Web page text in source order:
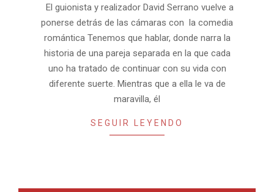
El guionista y realizador David Serrano vuelve a
ponerse detrás de las cámaras con la comedia
romántica Tenemos que hablar, donde narra la
historia de una pareja separada en la que cada
uno ha tratado de continuar con su vida con
diferente suerte. Mientras que a ella le va de
maravilla, él
SEGUIR LEYENDO